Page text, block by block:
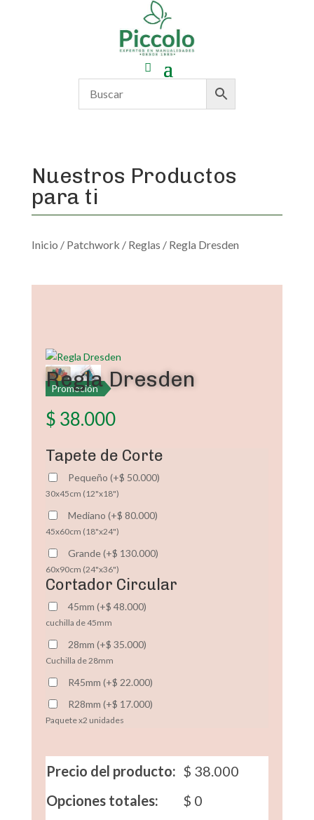
Nuestros Productos
para ti
Inicio / Patchwork / Reglas / Regla Dresden
Promoción
Regla Dresden
$ 38.000
Tapete de Corte
Pequeño (+$ 50.000)
30x45cm (12"x18")
Mediano (+$ 80.000)
45x60cm (18"x24")
Grande(+$ 130.000)
60x90cm (24"x36")
Cortador Circular
45mm (+$ 48.000)
cuchilla de 45mm
28mm (+$ 35.000)
Cuchilla de 28mm
R45mm (+$ 22.000)
R28mm (+$ 17.000)
Paquete x2 unidades
Precio del producto: $ 38.000
Opciones totales:
$ 0